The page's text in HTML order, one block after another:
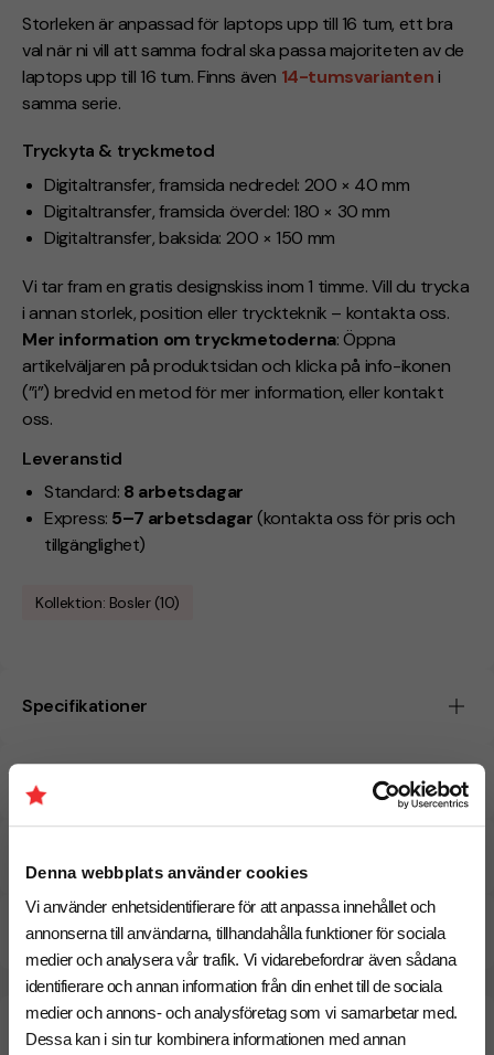
Denna webbplats använder cookies
Vi använder enhetsidentifierare för att anpassa innehållet och
annonserna till användarna, tillhandahålla funktioner för sociala
medier och analysera vår trafik. Vi vidarebefordrar även sådana
identifierare och annan information från din enhet till de sociala
medier och annons- och analysföretag som vi samarbetar med.
Dessa kan i sin tur kombinera informationen med annan
Storleken är anpassad för laptops upp till 16 tum, ett bra
val när ni vill att samma fodral ska passa majoriteten av de
laptops upp till 16 tum. Finns även 14-tumsvarianteni
samma serie.
Tryckyta & tryckmetod
Digitaltransfer, framsida nedredel: 200 × 40 mm
Digitaltransfer, framsida överdel: 180 × 30 mm
Digitaltransfer, baksida: 200 × 150 mm
Vi tar fram en gratis designskiss inom 1 timme. Vill du trycka
i annan storlek, position eller tryckteknik – kontakta oss.
Mer information om tryckmetoderna: Öppna
artikelväljaren på produktsidan och klicka på info-ikonen
(”i”) bredvid en metod för mer information, eller kontakt
oss.
Leveranstid
Standard: 8 arbetsdagar
Express: 5–7 arbetsdagar(kontakta oss för pris och
tillgänglighet)
Kollektion: Bosler (10)
Specifikationer
Tryckmetoder
CO₂e -avtryck
19 Augusti Beräknad leveranstid: 8 arbetsdagar
Snabbare leverans? Kontakta oss.